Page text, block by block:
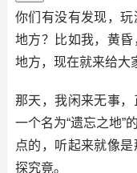
你们有没有发现，
地方？比如我，黄
地方，现在就来给大
那天，我闲来无事
一个名为“遗忘之地”
点的，听起来就像
探究竟。